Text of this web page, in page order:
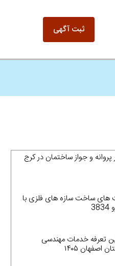
ثبت آگهی
و جواز ساختمان در کرج
ساخت سازه های فلزی با
تعرفه خدمات مهندسی
اصفهان ۱۴۰۵